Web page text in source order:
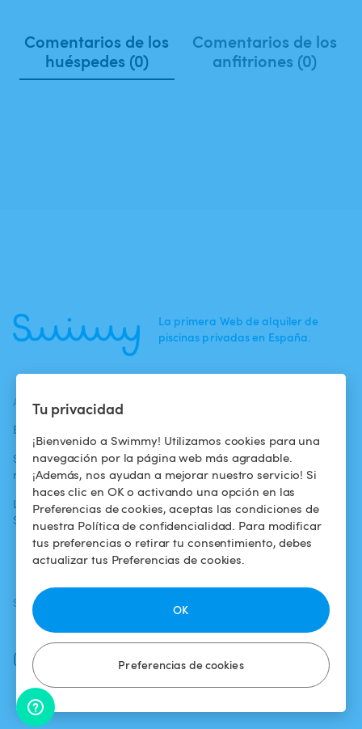
Tu privacidad
¡Bienvenido a Swimmy! Utilizamos cookies para una
navegación por la página web más agradable.
¡Además, nos ayudan a mejorar nuestro servicio! Si
haces clic en OK o activando una opción en las
Preferencias de cookies, aceptas las condiciones de
nuestra Política de confidencialidad. Para modificar
tus preferencias o retirar tu consentimiento, debes
actualizar tus Preferencias de cookies.
Preferencias de cookies
OK
Comentarios de los
huéspedes (0)
Comentarios de los
anfitriones (0)
La primera Web de alquiler de
piscinas privadas en España.
ACTUALIDADES
Blog
Swimmy en los
medios
La aventura
Swimmy
Para los
propietarios
Alquilar mi
piscina
¿Cómo funciona?
Condiciones de
uso
Política de
confidencialidad
Aviso legal
SÍGUENOS
Facebook
Instagram